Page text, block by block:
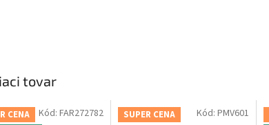
tovar
CENA
Kód: FAR272782 SUPER CENA Kód: PMV601